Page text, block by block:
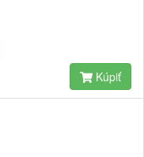
Kúpiť